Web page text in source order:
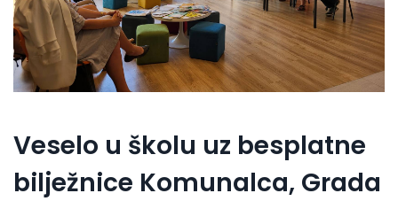
Veselo u školu uz besplatne
bilježnice Komunalca, Grada